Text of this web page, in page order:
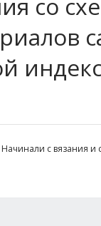
со
с вязания